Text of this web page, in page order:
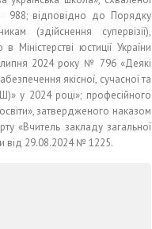
988; відповідно до Порядку
(здійснення супервізії),
юстиції України
липня 2024 року № 796 «Деякі
якісної, сучасної та
у 2024 році»; професійного
затвердженого наказом
«Вчитель закладу загальної
від 29.08.2024 № 1225.